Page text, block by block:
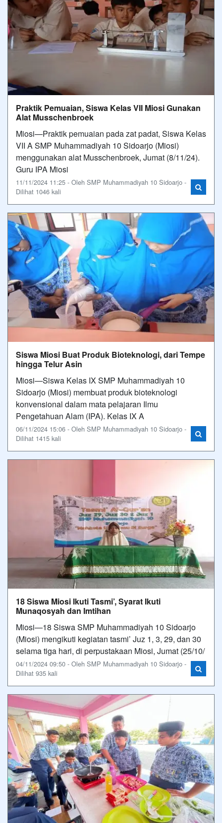
Praktik Pemuaian, Siswa Kelas VII Miosi Gunakan
Alat Musschenbroek
Miosi—Praktik pemuaian pada zat padat, Siswa Kelas
VII A SMP Muhammadiyah 10 Sidoarjo (Miosi)
menggunakan alat Musschenbroek, Jumat (8/11/24).
Guru IPA Miosi
11/11/2024 11:25 - Oleh SMP Muhammadiyah 10 Sidoarjo -
Dilihat 1046 kali
Siswa Miosi Buat Produk Bioteknologi, dari Tempe
hingga Telur Asin
Miosi—Siswa Kelas IX SMP Muhammadiyah 10
Sidoarjo (Miosi) membuat produk bioteknologi
konvensional dalam mata pelajaran Ilmu
Pengetahuan Alam (IPA). Kelas IX A
06/11/2024 15:06 - Oleh SMP Muhammadiyah 10 Sidoarjo -
Dilihat 1415 kali
18 Siswa Miosi Ikuti Tasmi’, Syarat Ikuti
Munaqosyah dan Imtihan
Miosi—18 Siswa SMP Muhammadiyah 10 Sidoarjo
(Miosi) mengikuti kegiatan tasmi’ Juz 1, 3, 29, dan 30
selama tiga hari, di perpustakaan Miosi, Jumat (25/10/
04/11/2024 09:50 - Oleh SMP Muhammadiyah 10 Sidoarjo -
Dilihat 935 kali